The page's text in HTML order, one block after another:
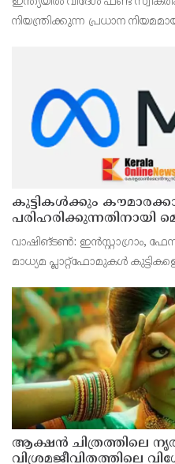
പണമയക്കുന്നുണ്ടോ?
നിയന്ത്രിക്കുന്ന പ്രധാന
കുട്ടികൾക്കും
പരിഹരിക്കുന്നതിനായി
ഡോളർ നഷ്ടപരിഹാരം
വാഷിങ്ടൺ: ഇൻസ്റ്റാഗ്രാം,
മാധ്യമ പ്ലാറ്റ്‌ഫോമുകൾ
കനത്ത തിരിച്ചടി. കുട്ടികൾക്കും
ആക്ഷൻ ചിത്രത്തിലെ
വിശ്രമജീവിതത്തിലെ